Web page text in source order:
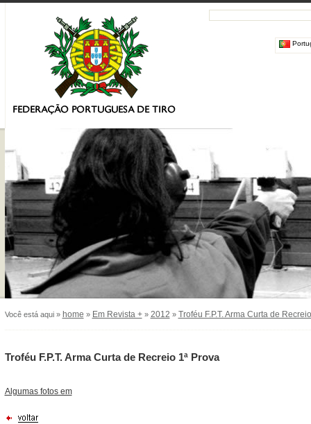
Você está aqui » home » Em Revista +» 2012 » Troféu F.P.T. Arma Curta de
Troféu F.P.T. Arma Curta de Recreio 1ª Prova
Algumas fotos em